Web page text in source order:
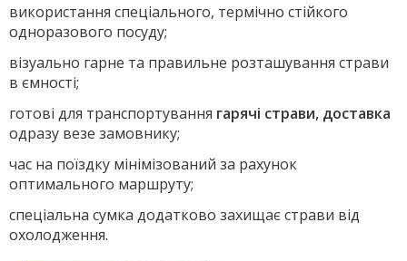
використання спеціального, термічно стійкого
одноразового посуду;
візуально гарне та правильне розташування страви
в ємності;
готові для транспортування гарячі страви, доставка
одразу везе замовнику;
час на поїздку мінімізований за рахунок
оптимального маршруту;
спеціальна сумка додатково захищає страви від
охолодження.